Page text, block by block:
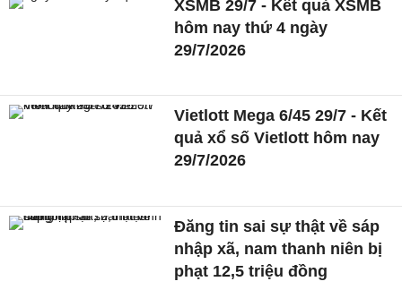
XSMB 29/7 - Kết quả XSMB
hôm nay thứ 4 ngày
29/7/2026
Vietlott Mega 6/45 29/7 - Kết
quả xổ số Vietlott hôm nay
29/7/2026
Đăng tin sai sự thật về sáp
nhập xã, nam thanh niên bị
phạt 12,5 triệu đồng